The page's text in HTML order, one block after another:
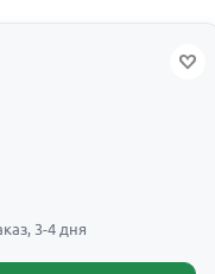
3-4 дня